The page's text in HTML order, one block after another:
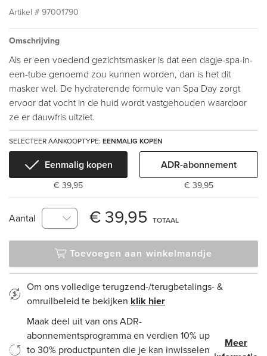
Artikel # 97001790
Omschrijving
Als er een voedend gezichtsmasker is dat een dagje-spa-in-
een-tube genoemd zou kunnen worden, dan is het dit
masker wel. De hydraterende formule van Spa Day zorgt
ervoor dat vocht in de huid wordt vastgehouden waardoor
ze er dauwfris uitziet.
SELECTEER AANKOOPTYPE: EENMALIG KOPEN
Eenmalig kopen
€ 39,95
ADR-abonnement
€ 39,95
Aantal € 39,95 TOTAAL
Toevoegen aan winkelmandje
Om ons volledige terugzend-/terugbetalings- &
omruilbeleid te bekijken klik hier
Maak deel uit van ons ADR-
abonnementsprogramma en verdien 10% up
to 30% productpunten die je kan inwisselen
Meer